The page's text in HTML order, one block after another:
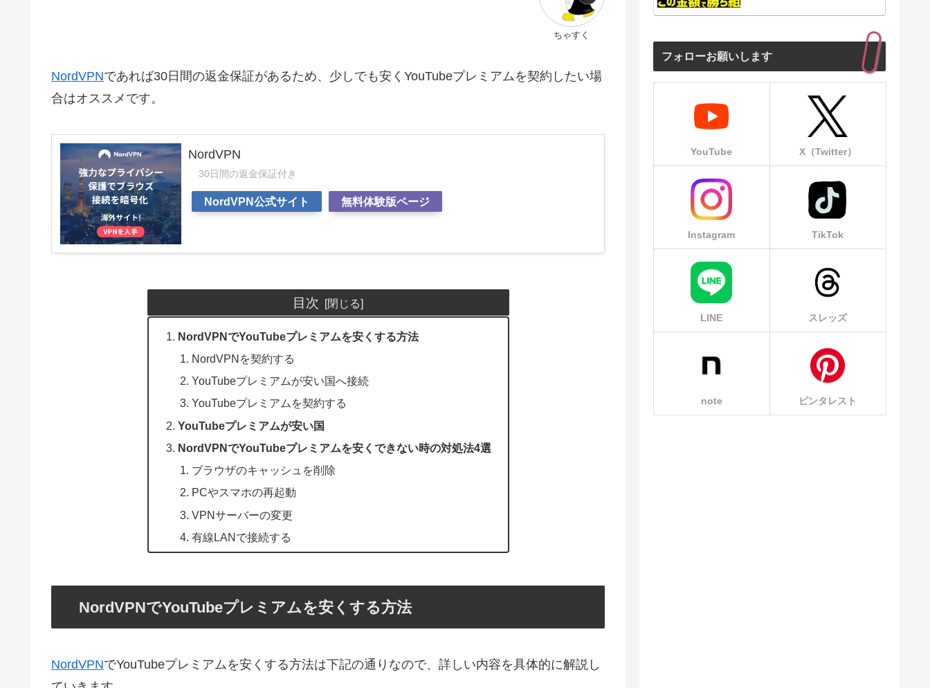
ちゃすく
NordVPNであれば30日間の返金保証があるため、少しでも安くYouTubeプレミアムを契約したい場
合はオススメです。
NordVPN
30日間の返金保証付き
NordVPN公式サイト 無料体験版ページ
目次
NordVPNでYouTubeプレミアムを安くする方法
NordVPNを契約する
YouTubeプレミアムが安い国へ接続
YouTubeプレミアムを契約する
YouTubeプレミアムが安い国
NordVPNでYouTubeプレミアムを安くできない時の対処法4選
ブラウザのキャッシュを削除
PCやスマホの再起動
VPNサーバーの変更
有線LANで接続する
NordVPNでYouTubeプレミアムを安くする方法
NordVPNでYouTubeプレミアムを安くする方法は下記の通りなので、詳しい内容を具体的に解説し
フォローお願いします
YouTube X（Twitter）
Instagram TikTok
LINE スレッズ
note ピンタレスト